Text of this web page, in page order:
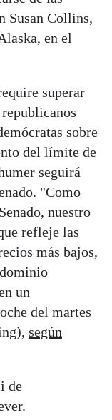
Susan Collins,
en el
superar
sobre
del límite de
seguirá
"Como
nuestro
refleje las
más bajos,
un
del martes
según
de